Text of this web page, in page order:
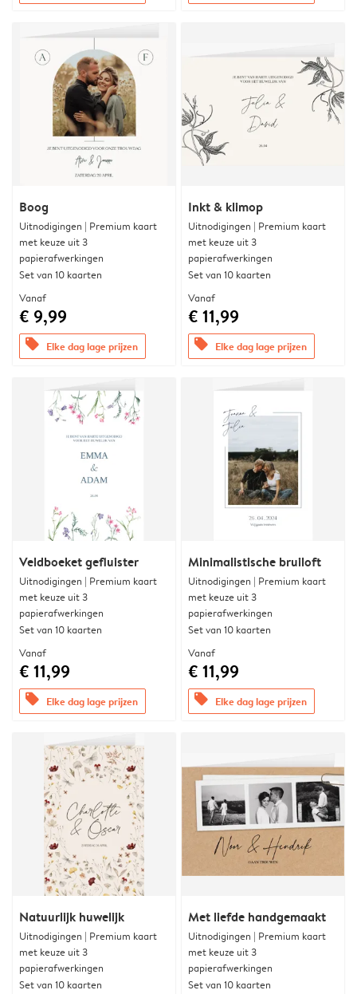
Boog
Uitnodigingen | Premium kaart
met keuze uit 3
papierafwerkingen
Set van 10 kaarten
Vanaf
€ 9,99
offers Elke dag lage prijzen
Inkt & klimop
Uitnodigingen | Premium kaart
met keuze uit 3
papierafwerkingen
Set van 10 kaarten
Vanaf
€ 11,99
offers Elke dag lage prijzen
Veldboeket gefluister
Uitnodigingen | Premium kaart
met keuze uit 3
papierafwerkingen
Set van 10 kaarten
Vanaf
€ 11,99
offers Elke dag lage prijzen
Minimalistische bruiloft
Uitnodigingen | Premium kaart
met keuze uit 3
papierafwerkingen
Set van 10 kaarten
Vanaf
€ 11,99
offers Elke dag lage prijzen
Natuurlijk huwelijk
Uitnodigingen | Premium kaart
met keuze uit 3
papierafwerkingen
Set van 10 kaarten
Met liefde handgemaakt
Uitnodigingen | Premium kaart
met keuze uit 3
papierafwerkingen
Set van 10 kaarten